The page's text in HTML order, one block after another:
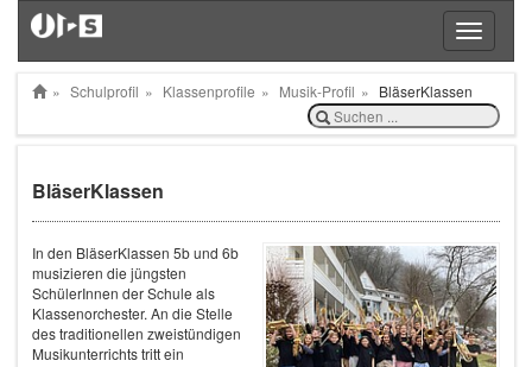
Toggle
Schulprofil
Klassenprofile Musik-Profil BläserKlassen
BläserKlassen
In den BläserKlassen 5b und 6b
musizieren die jüngsten
SchülerInnen der Schule als
Klassenorchester. An die Stelle
des traditionellen zweistündigen
Musikunterrichts tritt ein